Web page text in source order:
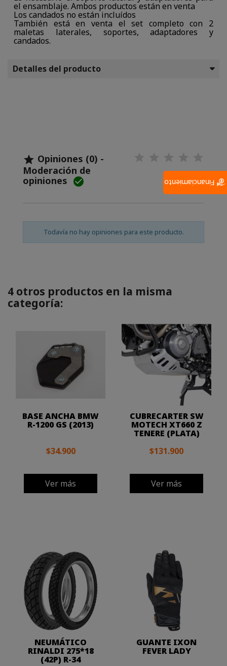
el ensamblaje. Ambos productos están en venta
Los candados no están incluídos
También está en venta el set completo con 2
maletas laterales, soportes, adaptadores y
candados.
Detalles del producto
 Opiniones (0) -
Moderación de
opiniones 
Todavía no hay opiniones para este producto.
4 otros productos en la misma
categoría:
BASE ANCHA BMW
R-1200 GS (2013)
$34.900
Ver más
CUBRECARTER SW
MOTECH XT660 Z
TENERE (PLATA)
$131.900
Ver más
NEUMÁTICO
RINALDI 275*18
(42P) R-34
GUANTE IXON
FEVER LADY
Financiamiento